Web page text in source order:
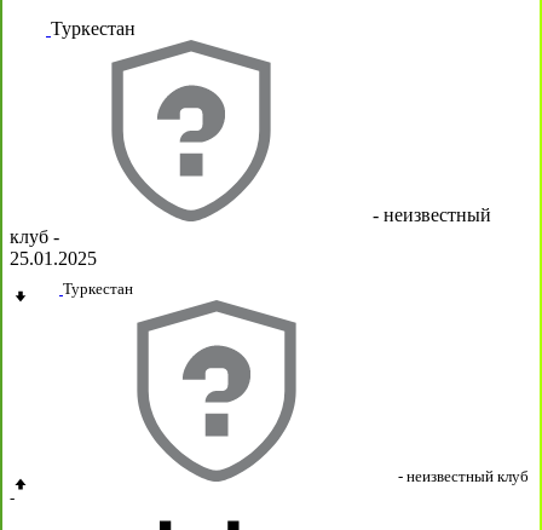
Туркестан
- неизвестный
клуб -
25.01.2025
Туркестан
- неизвестный клуб
-